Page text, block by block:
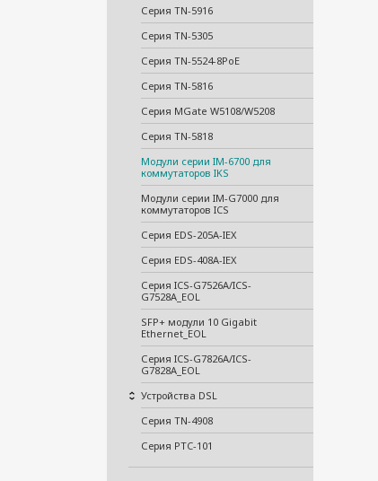
Серия TN-5916
Серия TN-5305
Серия TN-5524-8PoE
Серия TN-5816
Серия MGate W5108/W5208
Серия TN-5818
Модули серии IM-6700 для
коммутаторов IKS
Модули серии IM-G7000 для
коммутаторов ICS
Серия EDS-205A-IEX
Серия EDS-408A-IEX
Серия ICS-G7526A/ICS-
G7528A_EOL
SFP+ модули 10 Gigabit
Ethernet_EOL
Серия ICS-G7826A/ICS-
G7828A_EOL
Устройства DSL
Серия TN-4908
Серия PTC-101